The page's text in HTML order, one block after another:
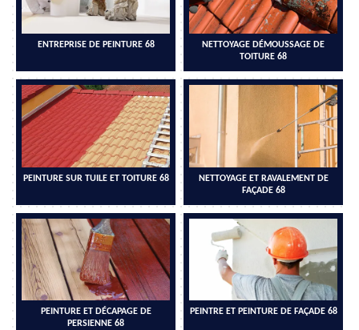
ENTREPRISE DE PEINTURE 68
NETTOYAGE DÉMOUSSAGE DE
TOITURE 68
PEINTURE SUR TUILE ET TOITURE 68
NETTOYAGE ET RAVALEMENT DE
FAÇADE 68
PEINTURE ET DÉCAPAGE DE
PERSIENNE 68
PEINTRE ET PEINTURE DE FAÇADE 68